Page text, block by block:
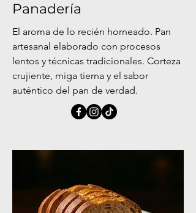
Panadería
El aroma de lo recién horneado. Pan
artesanal elaborado con procesos
lentos y técnicas tradicionales. Corteza
crujiente, miga tierna y el sabor
auténtico del pan de verdad.